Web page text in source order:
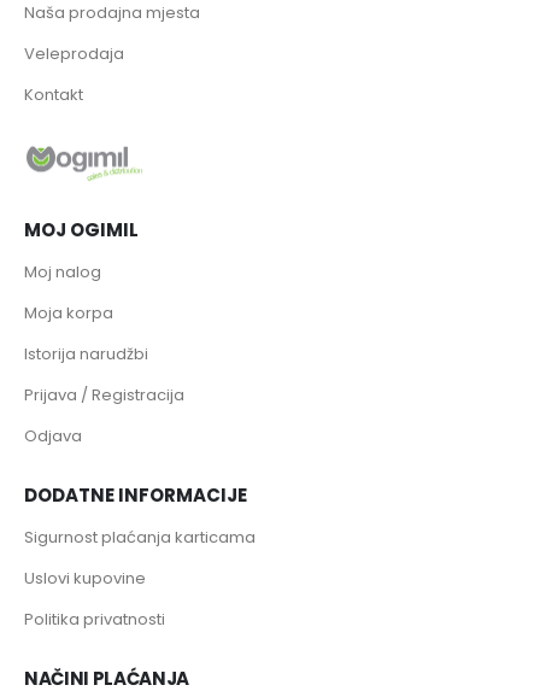
Naša prodajna mjesta
Veleprodaja
Kontakt
MOJ OGIMIL
Moj nalog
Moja korpa
Istorija narudžbi
Prijava / Registracija
Odjava
DODATNE INFORMACIJE
Sigurnost plaćanja karticama
Uslovi kupovine
Politika privatnosti
NAČINI PLAĆANJA